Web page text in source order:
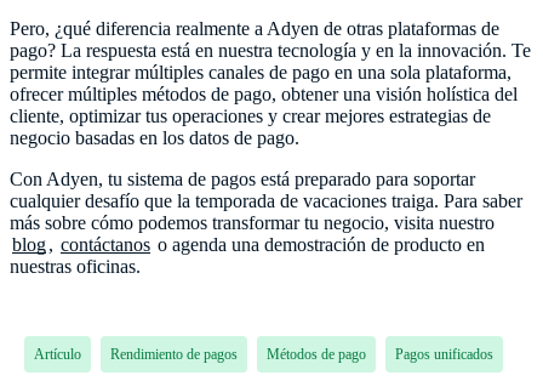
Pero, ¿qué diferencia realmente a Adyen de otras plataformas de
pago? La respuesta está en nuestra tecnología y en la innovación. Te
permite integrar múltiples canales de pago en una sola plataforma,
ofrecer múltiples métodos de pago, obtener una visión holística del
cliente, optimizar tus operaciones y crear mejores estrategias de
negocio basadas en los datos de pago.
Con Adyen, tu sistema de pagos está preparado para soportar
cualquier desafío que la temporada de vacaciones traiga. Para saber
más sobre cómo podemos transformar tu negocio, visita nuestro
blog, contáctanos o agenda una demostración de producto en
nuestras oficinas.
Artículo Rendimiento de pagos Métodos de pago Pagos unificados